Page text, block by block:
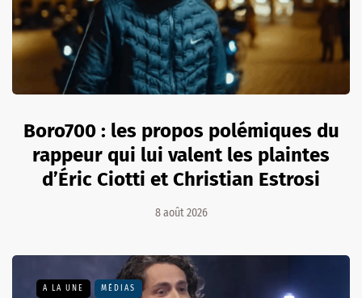
Boro700 : les propos polémiques du
rappeur qui lui valent les plaintes
d’Éric Ciotti et Christian Estrosi
8 août 2026
A LA UNE MÉDIAS